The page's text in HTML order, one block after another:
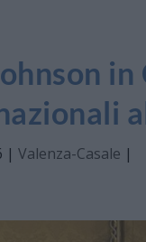
in
| Valenza-Casale |